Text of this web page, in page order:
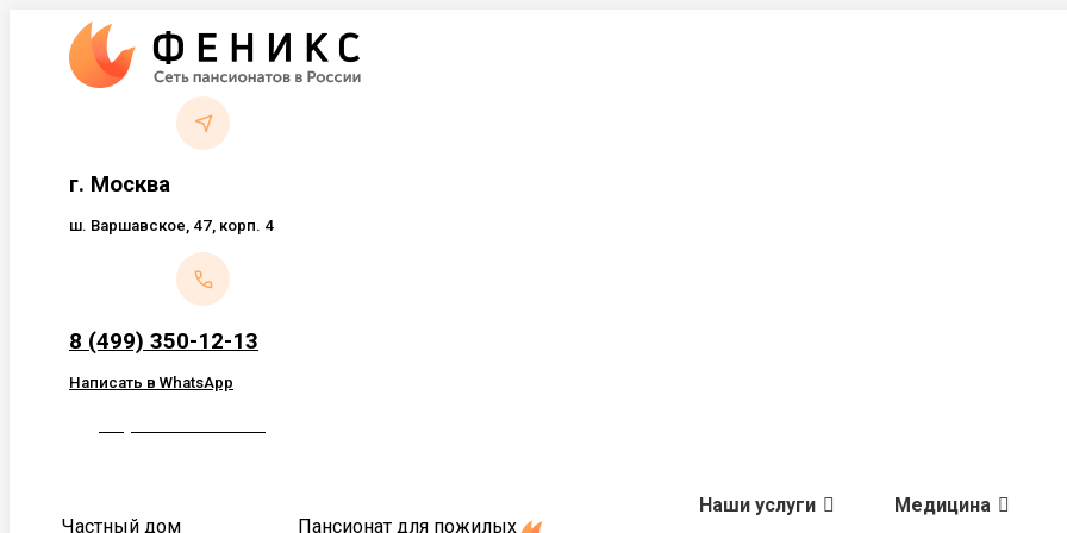
Перейти
содержанию
г. Москва
ш. Варшавское, 47, корп. 4
8 (499) 350-12-13
Написать в WhatsApp
Частный дом
Пансионат для пожилых
Наши услуги Медицина